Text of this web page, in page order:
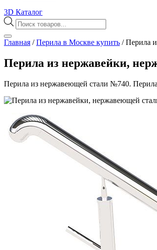
3D Каталог
Поиск
товаров
Главная /Перила в Москве купить /Перила
Перила из нержавейки,
Перила из нержавеющей стали №740. Перила